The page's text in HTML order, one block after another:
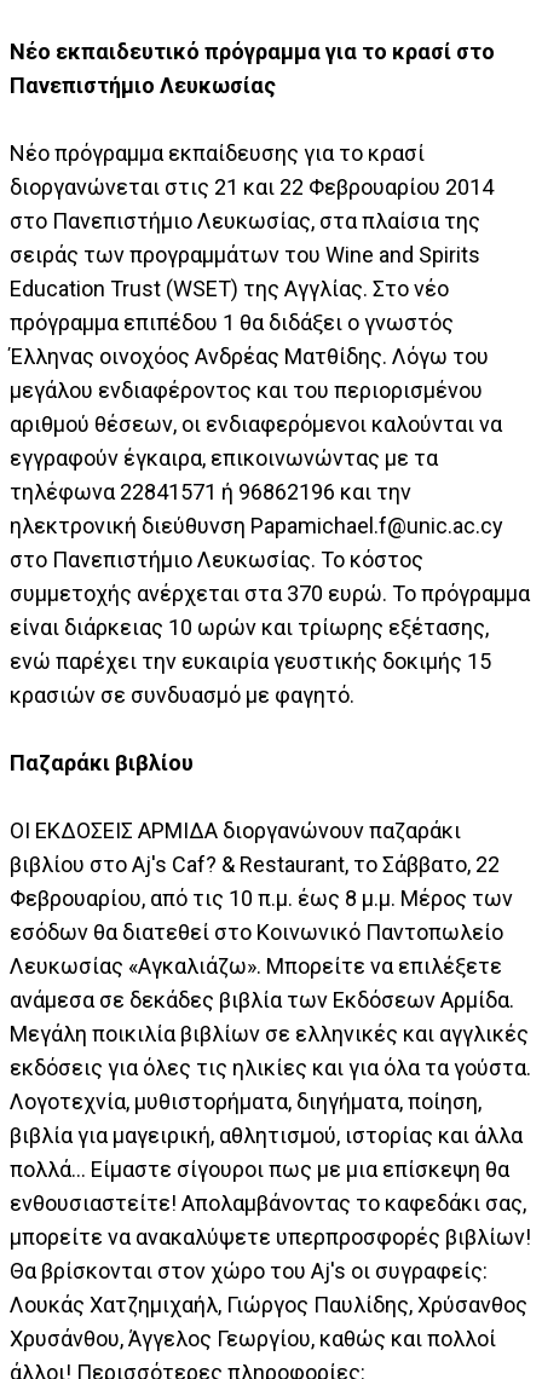
Νέο εκπαιδευτικό πρόγραμμα για το κρασί στο
Πανεπιστήμιο Λευκωσίας
Νέο πρόγραμμα εκπαίδευσης για το κρασί
διοργανώνεται στις 21 και 22 Φεβρουαρίου 2014
στο Πανεπιστήμιο Λευκωσίας, στα πλαίσια της
σειράς των προγραμμάτων του Wine and Spirits
Education Trust (WSET) της Αγγλίας. Στο νέο
πρόγραμμα επιπέδου 1 θα διδάξει ο γνωστός
Έλληνας οινοχόος Ανδρέας Ματθίδης. Λόγω του
μεγάλου ενδιαφέροντος και του περιορισμένου
αριθμού θέσεων, οι ενδιαφερόμενοι καλούνται να
εγγραφούν έγκαιρα, επικοινωνώντας με τα
τηλέφωνα 22841571 ή 96862196 και την
ηλεκτρονική διεύθυνση Papamichael.f@unic.ac.cy
στο Πανεπιστήμιο Λευκωσίας. Το κόστος
συμμετοχής ανέρχεται στα 370 ευρώ. Το πρόγραμμα
είναι διάρκειας 10 ωρών και τρίωρης εξέτασης,
ενώ παρέχει την ευκαιρία γευστικής δοκιμής 15
κρασιών σε συνδυασμό με φαγητό.
Παζαράκι βιβλίου
ΟΙ ΕΚΔΟΣΕΙΣ ΑΡΜΙΔΑ διοργανώνουν παζαράκι
βιβλίου στο Aj's Caf? & Restaurant, το Σάββατο, 22
Φεβρουαρίου, από τις 10 π.μ. έως 8 μ.μ. Μέρος των
εσόδων θα διατεθεί στο Κοινωνικό Παντοπωλείο
Λευκωσίας «Αγκαλιάζω». Μπορείτε να επιλέξετε
ανάμεσα σε δεκάδες βιβλία των Εκδόσεων Αρμίδα.
Μεγάλη ποικιλία βιβλίων σε ελληνικές και αγγλικές
εκδόσεις για όλες τις ηλικίες και για όλα τα γούστα.
Λογοτεχνία, μυθιστορήματα, διηγήματα, ποίηση,
βιβλία για μαγειρική, αθλητισμού, ιστορίας και άλλα
πολλά… Είμαστε σίγουροι πως με μια επίσκεψη θα
ενθουσιαστείτε! Απολαμβάνοντας το καφεδάκι σας,
μπορείτε να ανακαλύψετε υπερπροσφορές βιβλίων!
Θα βρίσκονται στον χώρο του Aj's οι συγραφείς:
Λουκάς Χατζημιχαήλ, Γιώργος Παυλίδης, Χρύσανθος
Χρυσάνθου, Άγγελος Γεωργίου, καθώς και πολλοί
άλλοι! Περισσότερες πληροφορίες: